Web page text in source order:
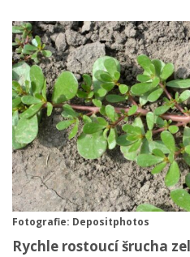
Fotografie: Depositphotos
Rychle rostoucí šrucha